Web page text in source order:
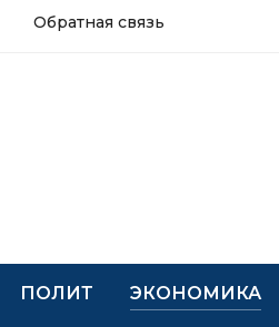
Обратная связь
ПОЛИТ ЭКОНОМИКА